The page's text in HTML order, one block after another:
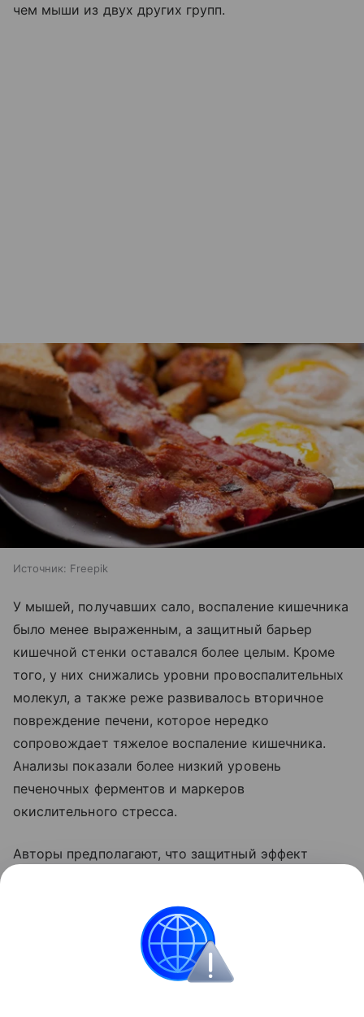
чем мыши из двух других групп.
Источник: Freepik
У мышей, получавших сало, воспаление кишечника
было менее выраженным, а защитный барьер
кишечной стенки оставался более целым. Кроме
того, у них снижались уровни провоспалительных
молекул, а также реже развивалось вторичное
повреждение печени, которое нередко
сопровождает тяжелое воспаление кишечника.
Анализы показали более низкий уровень
печеночных ферментов и маркеров
окислительного стресса.
Авторы предполагают, что защитный эффект
отвечающих за обмен жирных кислот в печени.